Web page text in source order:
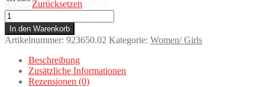
Zurücksetzen
TRAININGSHOSE
DOHA
SENIOR
SCHWARZ
Menge
In den Warenkorb
Artikelnummer: 923650.02 Kategorie: Women/ Girls
Beschreibung
Zusätzliche Informationen
Rezensionen (0)